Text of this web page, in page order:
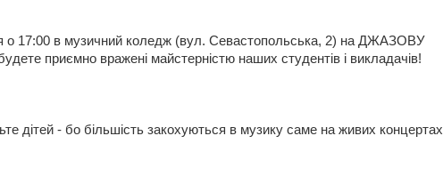
о 17:00 в музичний коледж (вул. Севастопольська, 2) на ДЖАЗОВУ
приємно вражені майстерністю наших студентів і викладачів!
дітей - бо більшість закохуються в музику саме на живих концертах